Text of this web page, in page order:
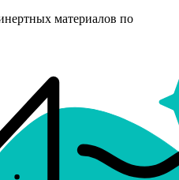
материалов по